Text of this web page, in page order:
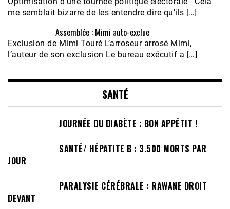
me semblait bizarre de les entendre dire qu’ils […]
Assemblée : Mimi auto-exclue
Exclusion de Mimi Touré L’arroseur arrosé Mimi,
l’auteur de son exclusion Le bureau exécutif a […]
SANTÉ
JOURNÉE DU DIABÈTE : BON APPÉTIT !
SANTÉ/ HÉPATITE B : 3.500 MORTS PAR
JOUR
PARALYSIE CÉRÉBRALE : RAWANE DROIT
DEVANT